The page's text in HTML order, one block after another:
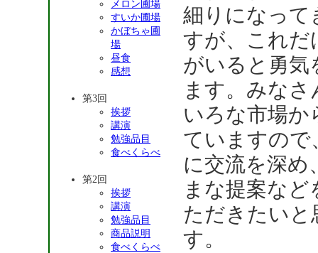
メロン圃場
すいか圃場
かぼちゃ圃
場
昼食
感想
第3回
挨拶
講演
勉強品目
食べくらべ
第2回
挨拶
講演
勉強品目
商品説明
食べくらべ
細りになって
すが、これだ
がいると勇気
ます。みなさ
いろな市場か
ていますので
に交流を深め
まな提案など
ただきたいと
す。